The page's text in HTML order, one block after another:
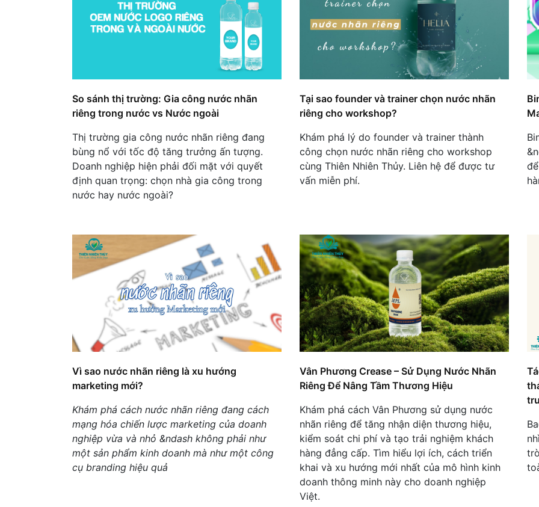
So sánh thị trường: Gia công nước nhãn
riêng trong nước vs Nước ngoài
Thị trường gia công nước nhãn riêng đang
bùng nổ với tốc độ tăng trưởng ấn tượng.
Doanh nghiệp hiện phải đối mặt với quyết
định quan trọng: chọn nhà gia công trong
nước hay nước ngoài?
Tại sao founder và trainer chọn nước nhãn
riêng cho workshop?
Khám phá lý do founder và trainer thành
công chọn nước nhãn riêng cho workshop
cùng Thiên Nhiên Thủy. Liên hệ để được tư
vấn miễn phí.
Vì sao nước nhãn riêng là xu hướng
marketing mới?
Khám phá cách nước nhãn riêng đang cách
mạng hóa chiến lược marketing của doanh
nghiệp vừa và nhỏ &ndash không phải như
một sản phẩm kinh doanh mà như một công
cụ branding hiệu quả
Vân Phương Crease – Sử Dụng Nước Nhãn
Riêng Để Nâng Tầm Thương Hiệu
Khám phá cách Vân Phương sử dụng nước
nhãn riêng để tăng nhận diện thương hiệu,
kiểm soát chi phí và tạo trải nghiệm khách
hàng đẳng cấp. Tìm hiểu lợi ích, cách triển
khai và xu hướng mới nhất của mô hình kinh
doanh thông minh này cho doanh nghiệp
Việt.